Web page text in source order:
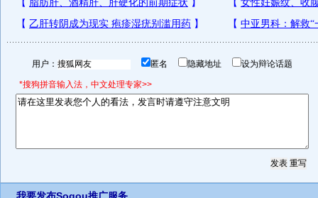
用户： 匿名 隐藏地址 设为辩论话题
*搜狗拼音输入法，中文处理专家>>